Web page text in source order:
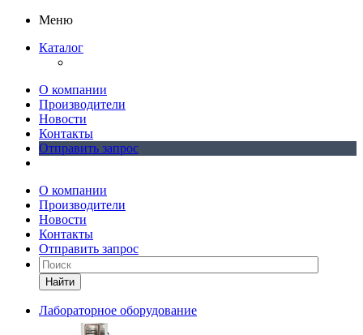
Меню
Каталог
О компании
Производители
Новости
Контакты
Отправить запрос
О компании
Производители
Новости
Контакты
Отправить запрос
Найти
Лабораторное оборудование